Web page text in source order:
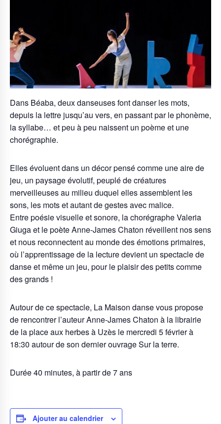
Dans Béaba, deux danseuses font danser les mots,
depuis la lettre jusqu’au vers, en passant par le phonème,
la syllabe… et peu à peu naissent un poème et une
chorégraphie.
Elles évoluent dans un décor pensé comme une aire de
jeu, un paysage évolutif, peuplé de créatures
merveilleuses au milieu duquel elles assemblent les
sons, les mots et autant de gestes avec malice.
Entre poésie visuelle et sonore, la chorégraphe Valeria
Giuga et le poète Anne-James Chaton réveillent nos sens
et nous reconnectent au monde des émotions primaires,
où l’apprentissage de la lecture devient un spectacle de
danse et même un jeu, pour le plaisir des petits comme
des grands !
Autour de ce spectacle, La Maison danse vous propose
de rencontrer l’auteur Anne-James Chaton à la librairie
de la place aux herbes à Uzès le mercredi 5 février à
18:30 autour de son dernier ouvrage Sur la terre.
Durée 40 minutes, à partir de 7 ans
Ajouter au calendrier